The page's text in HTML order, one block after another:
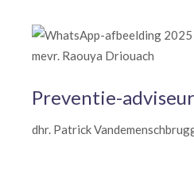
mevr. Raouya Driouach
Preventie-adviseur
dhr. Patrick